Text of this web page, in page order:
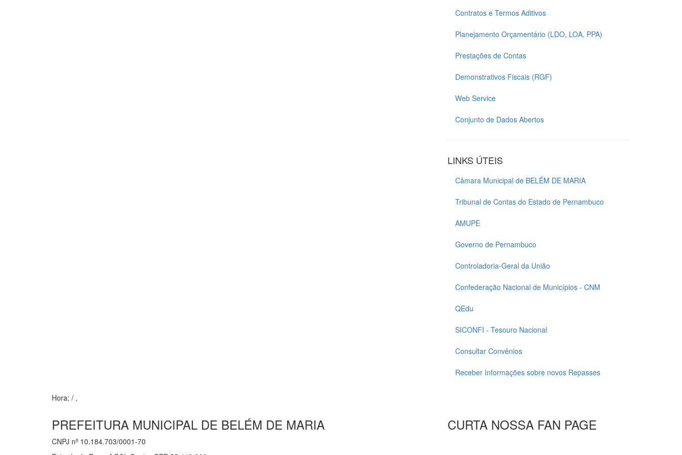
Contratos e Termos Aditivos
Planejamento Orçamentário (LDO, LOA, PPA)
Prestações de Contas
Demonstrativos Fiscais (RGF)
Web Service
Conjunto de Dados Abertos
LINKS ÚTEIS
Câmara Municipal de BELÉM DE MARIA
Tribunal de Contas do Estado de Pernambuco
AMUPE
Governo de Pernambuco
Controladoria-Geral da União
Confederação Nacional de Municípios - CNM
QEdu
SICONFI - Tesouro Nacional
Consultar Convênios
Receber Informações sobre novos Repasses
Hora: / ,
PREFEITURA MUNICIPAL DE BELÉM DE MARIA
CNPJ nº 10.184.703/0001-70
CURTA NOSSA FAN PAGE